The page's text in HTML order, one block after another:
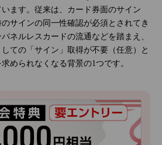
ます。従来は、カード券面のサイン
のサインの同一性確認が必須とされてき
ネルレスカードの流通などを踏まえ、
ての「サイン」取得が不要（任意）と
められなくなる背景の1つです。